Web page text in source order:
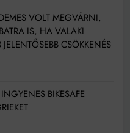
VOLT MEGVÁRNI,
IS, HA VALAKI
CSÖKKENÉS
BIKESAFE